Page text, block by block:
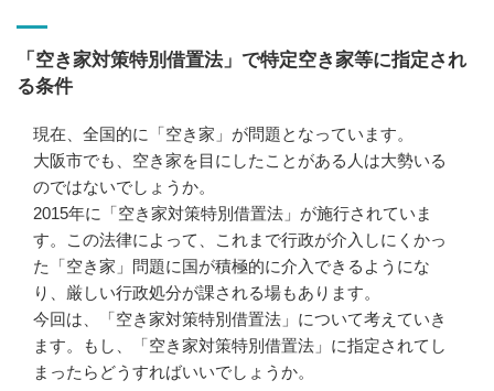
「空き家対策特別借置法」で特定空き家等に指定され
る条件
現在、全国的に「 空き家 」が問題となっています。
大阪市でも、空き家を目にしたことがある人は大勢いる
のではないでしょうか。
2015年に「空き家対策特別借置法」が施行されていま
す。この法律によって、これまで行政が介入しにくかっ
た「空き家」問題に国が積極的に介入できるようにな
り、厳しい行政処分が課される場もあります。
今回は、「空き家対策特別借置法」について考えていき
ます。もし、「空き家対策特別借置法」に指定されてし
まったらどうすればいいでしょうか。